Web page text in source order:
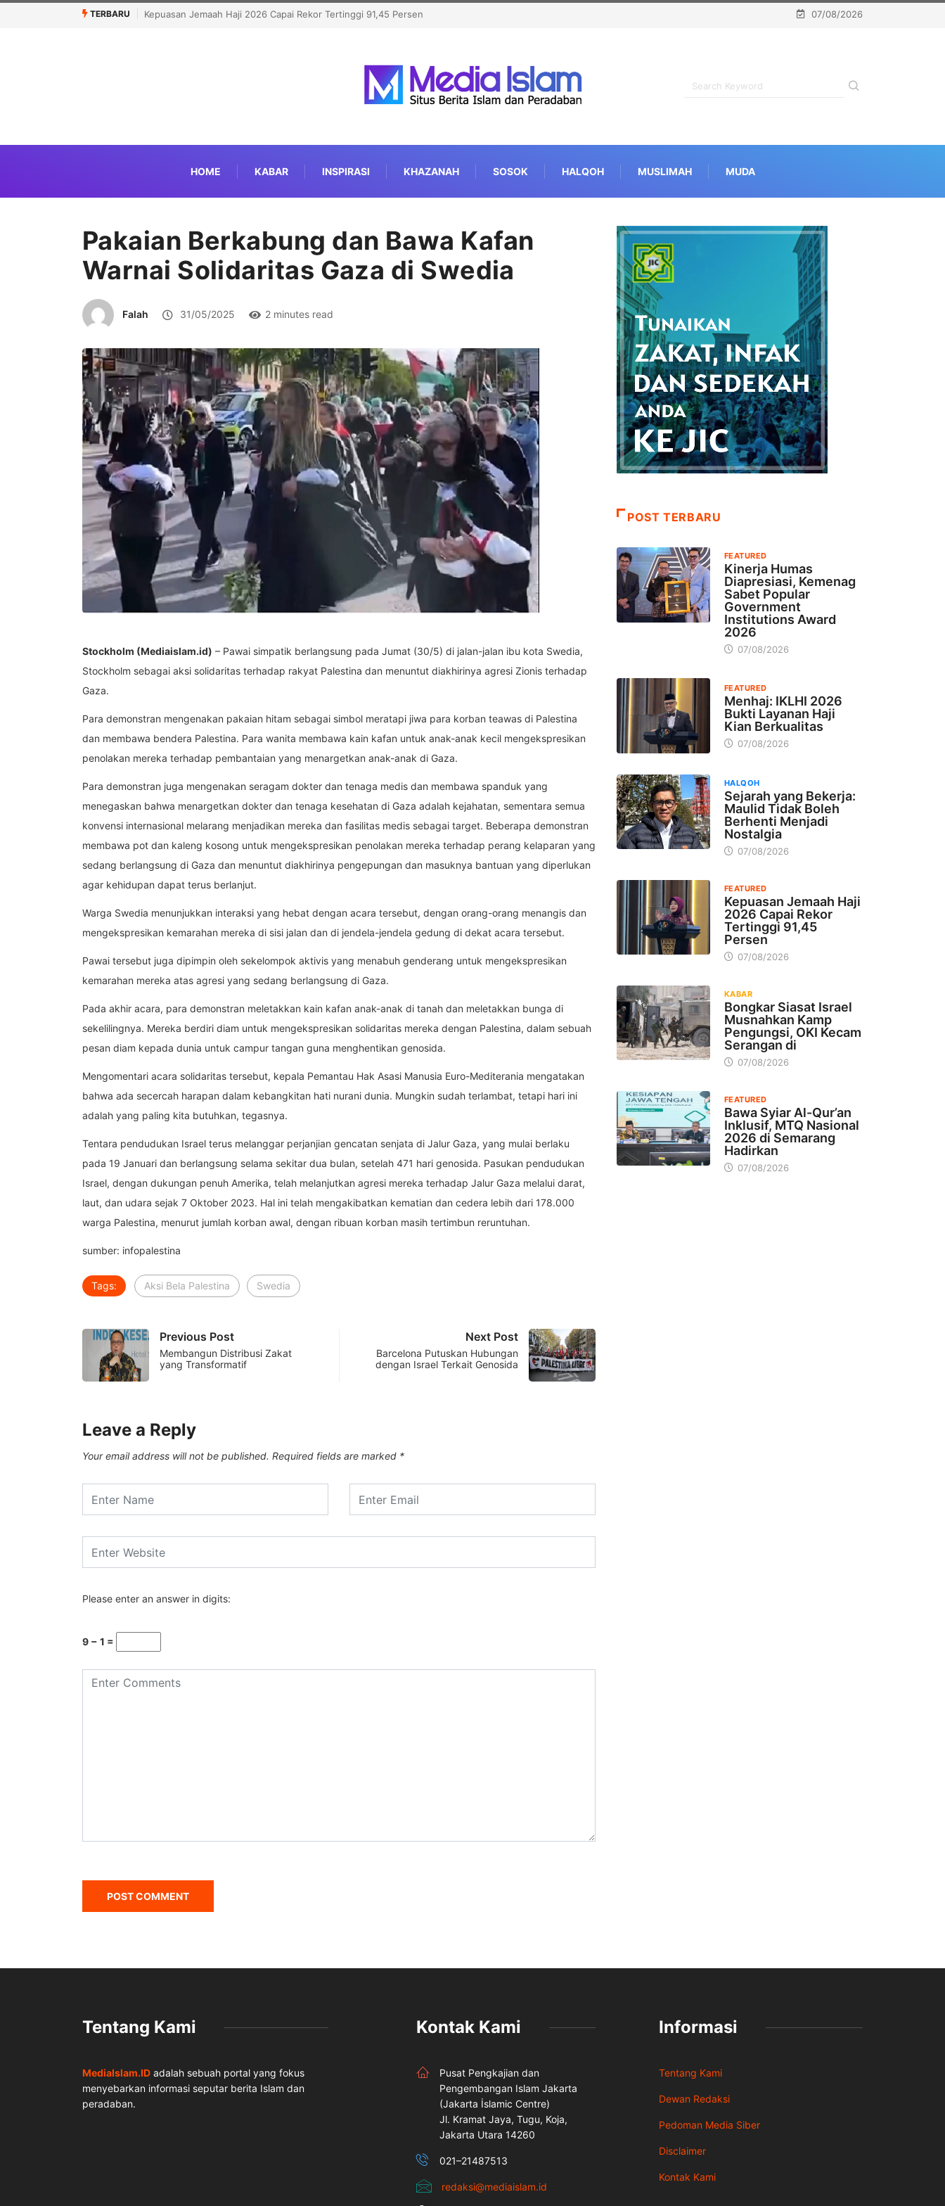
TERBARU
2026 Capai Rekor Tertinggi 91,45 PersenBongkar Siasat Israel Musnahkan Kamp Pengungsi, OKI Kecam
07/08/2026
HOME KABAR INSPIRASI KHAZANAH SOSOK HALQOH MUSLIMAH MUDA
Pakaian Berkabung dan Bawa Kafan
Warnai Solidaritas Gaza di Swedia
Falah 31/05/2025 2 minutes read
Stockholm (Mediaislam.id) – Pawai simpatik berlangsung pada Jumat (30/5) di jalan-jalan ibu kota Swedia,
Stockholm sebagai aksi solidaritas terhadap rakyat Palestina dan menuntut diakhirinya agresi Zionis terhadap
Gaza.
Para demonstran mengenakan pakaian hitam sebagai simbol meratapi jiwa para korban teawas di Palestina
dan membawa bendera Palestina. Para wanita membawa kain kafan untuk anak-anak kecil mengekspresikan
penolakan mereka terhadap pembantaian yang menargetkan anak-anak di Gaza.
Para demonstran juga mengenakan seragam dokter dan tenaga medis dan membawa spanduk yang
menegaskan bahwa menargetkan dokter dan tenaga kesehatan di Gaza adalah kejahatan, sementara semua
konvensi internasional melarang menjadikan mereka dan fasilitas medis sebagai target. Beberapa demonstran
membawa pot dan kaleng kosong untuk mengekspresikan penolakan mereka terhadap perang kelaparan yang
sedang berlangsung di Gaza dan menuntut diakhirinya pengepungan dan masuknya bantuan yang diperlukan
agar kehidupan dapat terus berlanjut.
Warga Swedia menunjukkan interaksi yang hebat dengan acara tersebut, dengan orang-orang menangis dan
mengekspresikan kemarahan mereka di sisi jalan dan di jendela-jendela gedung di dekat acara tersebut.
Pawai tersebut juga dipimpin oleh sekelompok aktivis yang menabuh genderang untuk mengekspresikan
kemarahan mereka atas agresi yang sedang berlangsung di Gaza.
Pada akhir acara, para demonstran meletakkan kain kafan anak-anak di tanah dan meletakkan bunga di
sekelilingnya. Mereka berdiri diam untuk mengekspresikan solidaritas mereka dengan Palestina, dalam sebuah
pesan diam kepada dunia untuk campur tangan guna menghentikan genosida.
Mengomentari acara solidaritas tersebut, kepala Pemantau Hak Asasi Manusia Euro-Mediterania mengatakan
bahwa ada secercah harapan dalam kebangkitan hati nurani dunia. Mungkin sudah terlambat, tetapi hari ini
adalah yang paling kita butuhkan, tegasnya.
Tentara pendudukan Israel terus melanggar perjanjian gencatan senjata di Jalur Gaza, yang mulai berlaku
pada 19 Januari dan berlangsung selama sekitar dua bulan, setelah 471 hari genosida. Pasukan pendudukan
Israel, dengan dukungan penuh Amerika, telah melanjutkan agresi mereka terhadap Jalur Gaza melalui darat,
laut, dan udara sejak 7 Oktober 2023. Hal ini telah mengakibatkan kematian dan cedera lebih dari 178.000
warga Palestina, menurut jumlah korban awal, dengan ribuan korban masih tertimbun reruntuhan.
sumber: infopalestina
Tags: Aksi Bela Palestina Swedia
Previous Post
Membangun Distribusi Zakat
yang Transformatif
Next Post
Barcelona Putuskan Hubungan
dengan Israel Terkait Genosida
Leave a Reply
Your email address will not be published. Required fields are marked *
Please enter an answer in digits:
9 − 1 =
POST TERBARU
FEATURED
Kinerja Humas
Diapresiasi, Kemenag
Sabet Popular
Government
Institutions Award
2026
07/08/2026
FEATURED
Menhaj: IKLHI 2026
Bukti Layanan Haji
Kian Berkualitas
07/08/2026
HALQOH
Sejarah yang Bekerja:
Maulid Tidak Boleh
Berhenti Menjadi
Nostalgia
07/08/2026
FEATURED
Kepuasan Jemaah Haji
2026 Capai Rekor
Tertinggi 91,45
Persen
07/08/2026
KABAR
Bongkar Siasat Israel
Musnahkan Kamp
Pengungsi, OKI Kecam
Serangan di
07/08/2026
FEATURED
Bawa Syiar Al-Qur’an
Inklusif, MTQ Nasional
2026 di Semarang
Hadirkan
07/08/2026
Tentang Kami
MediaIslam.ID adalah sebuah portal yang fokus
menyebarkan informasi seputar berita Islam dan
peradaban.
Kontak Kami
Pusat Pengkajian dan
Pengembangan Islam Jakarta
(Jakarta İslamic Centre)
Jl. Kramat Jaya, Tugu, Koja,
Jakarta Utara 14260
021–21487513
redaksi@mediaislam.id
Informasi
Tentang Kami
Dewan Redaksi
Pedoman Media Siber
Disclaimer
Kontak Kami